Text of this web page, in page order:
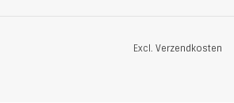
horloge is waterresistent tot 5 bar en
Excl. Verzendkosten